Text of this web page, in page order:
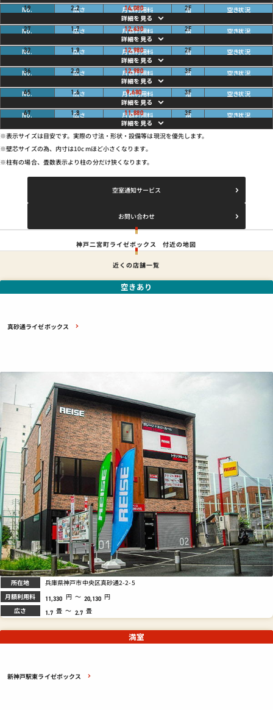
19 2.2畳 14,080円 2F ご利用中
27 1.7畳 12,430円 2F ご利用中
32 1.9畳 12,980円 2F ご利用中
36 2.0畳 12,980円 3F ご利用中
45 1.6畳 9,680円 3F ご利用中
47 1.8畳 11,880円 3F ご利用中
※表示サイズは目安です。実際の寸法・形状・設備等は現況を優先します。
※壁芯サイズの為、内寸は10cmほど小さくなります。
※柱有の場合、畳数表示より柱の分だけ狭くなります。
空室通知サービス
お問い合わせ
神戸二宮町ライゼボックス 付近の地図
近くの店舗一覧
真砂通ライゼボックス
空きあり
所在地 兵庫県神戸市中央区真砂通2-2-5
月額利用料 11,330 円 ～ 20,130 円
広さ 1.7 畳 ～ 2.7 畳
新神戸駅東ライゼボックス
満室